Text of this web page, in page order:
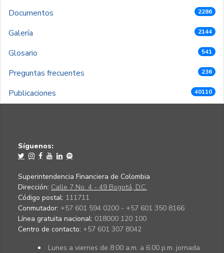
Documentos 2286
Galería 2144
Glosario 541
Preguntas frecuentes 236
Publicaciones 40110
Síguenos:
Superintendencia Financiera de Colombia
Dirección: Calle 7 No. 4 - 49 Bogotá, D.C.
Código postal: 111711
Conmutador: +57 601 594 0200 - +57 601 350 8166
Línea gratuita nacional: 018000 120 100
Centro de contacto: +57 601 307 8042
Lunes a viernes de 8:00 a.m. a 6:00 p.m. jornada